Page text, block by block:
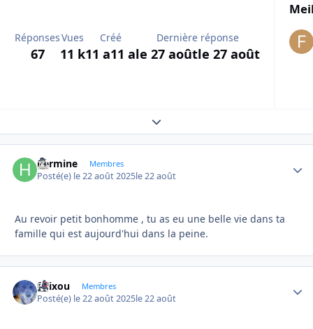
Réponses
67
Vues
11 k
Créé
11 a11 a
Dernière réponse
le 27 aoûtle 27 août
Expand topic overview
hermine Membres
Posté(e) le 22 août 2025le 22 août
Au revoir petit bonhomme , tu as eu une belle vie dans ta
famille qui est aujourd'hui dans la peine.
felixou Membres
Posté(e) le 22 août 2025le 22 août